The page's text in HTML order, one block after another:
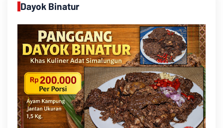
Dayok Binatur